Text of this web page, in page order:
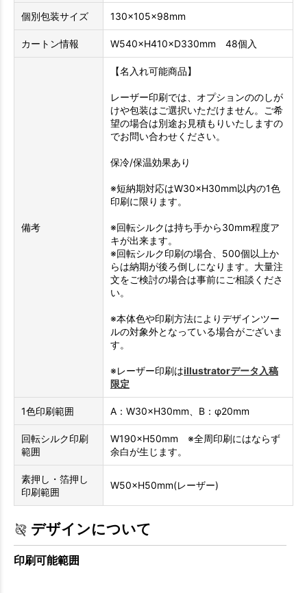
個別包装サイズ 130×105×98mm
カートン情報 W540×H410×D330mm 48個入
備考
【名入れ可能商品】
レーザー印刷では、オプションののしが
けや包装はご選択いただけません。ご希
望の場合は別途お見積もりいたしますの
でお問い合わせください。
保冷/保温効果あり
※短納期対応はW30×H30mm以内の1色
印刷に限ります。
※回転シルクは持ち手から30mm程度ア
キが出来ます。
※回転シルク印刷の場合、500個以上か
らは納期が後ろ倒しになります。大量注
文をご検討の場合は事前にご相談くださ
い。
※本体色や印刷方法によりデザインツー
ルの対象外となっている場合がございま
す。
※レーザー印刷はillustratorデータ入稿
限定
1色印刷範囲 A：W30×H30mm、B：φ20mm
回転シルク印刷
範囲
W190×H50mm ※全周印刷にはならず
余白が生じます。
素押し・箔押し
印刷範囲
W50×H50mm(レーザー)
デザインについて
印刷可能範囲